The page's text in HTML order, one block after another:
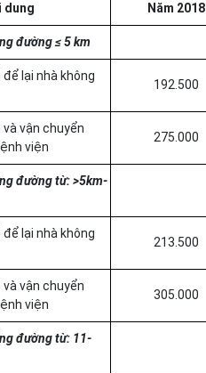
dung Năm 2018
đường ≤ 5 km
lại nhà không
192.500
vận chuyển
viện
275.000
đường từ: >5km-
để lại nhà không
213.500
vận chuyển
viện
305.000
đường từ: 11-